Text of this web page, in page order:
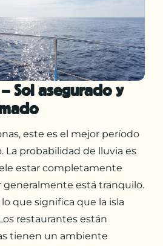
Sol asegurado y
este es el mejor período
La probabilidad de lluvia es
estar completamente
generalmente está tranquilo.
que significa que la isla
restaurantes están
tienen un ambiente